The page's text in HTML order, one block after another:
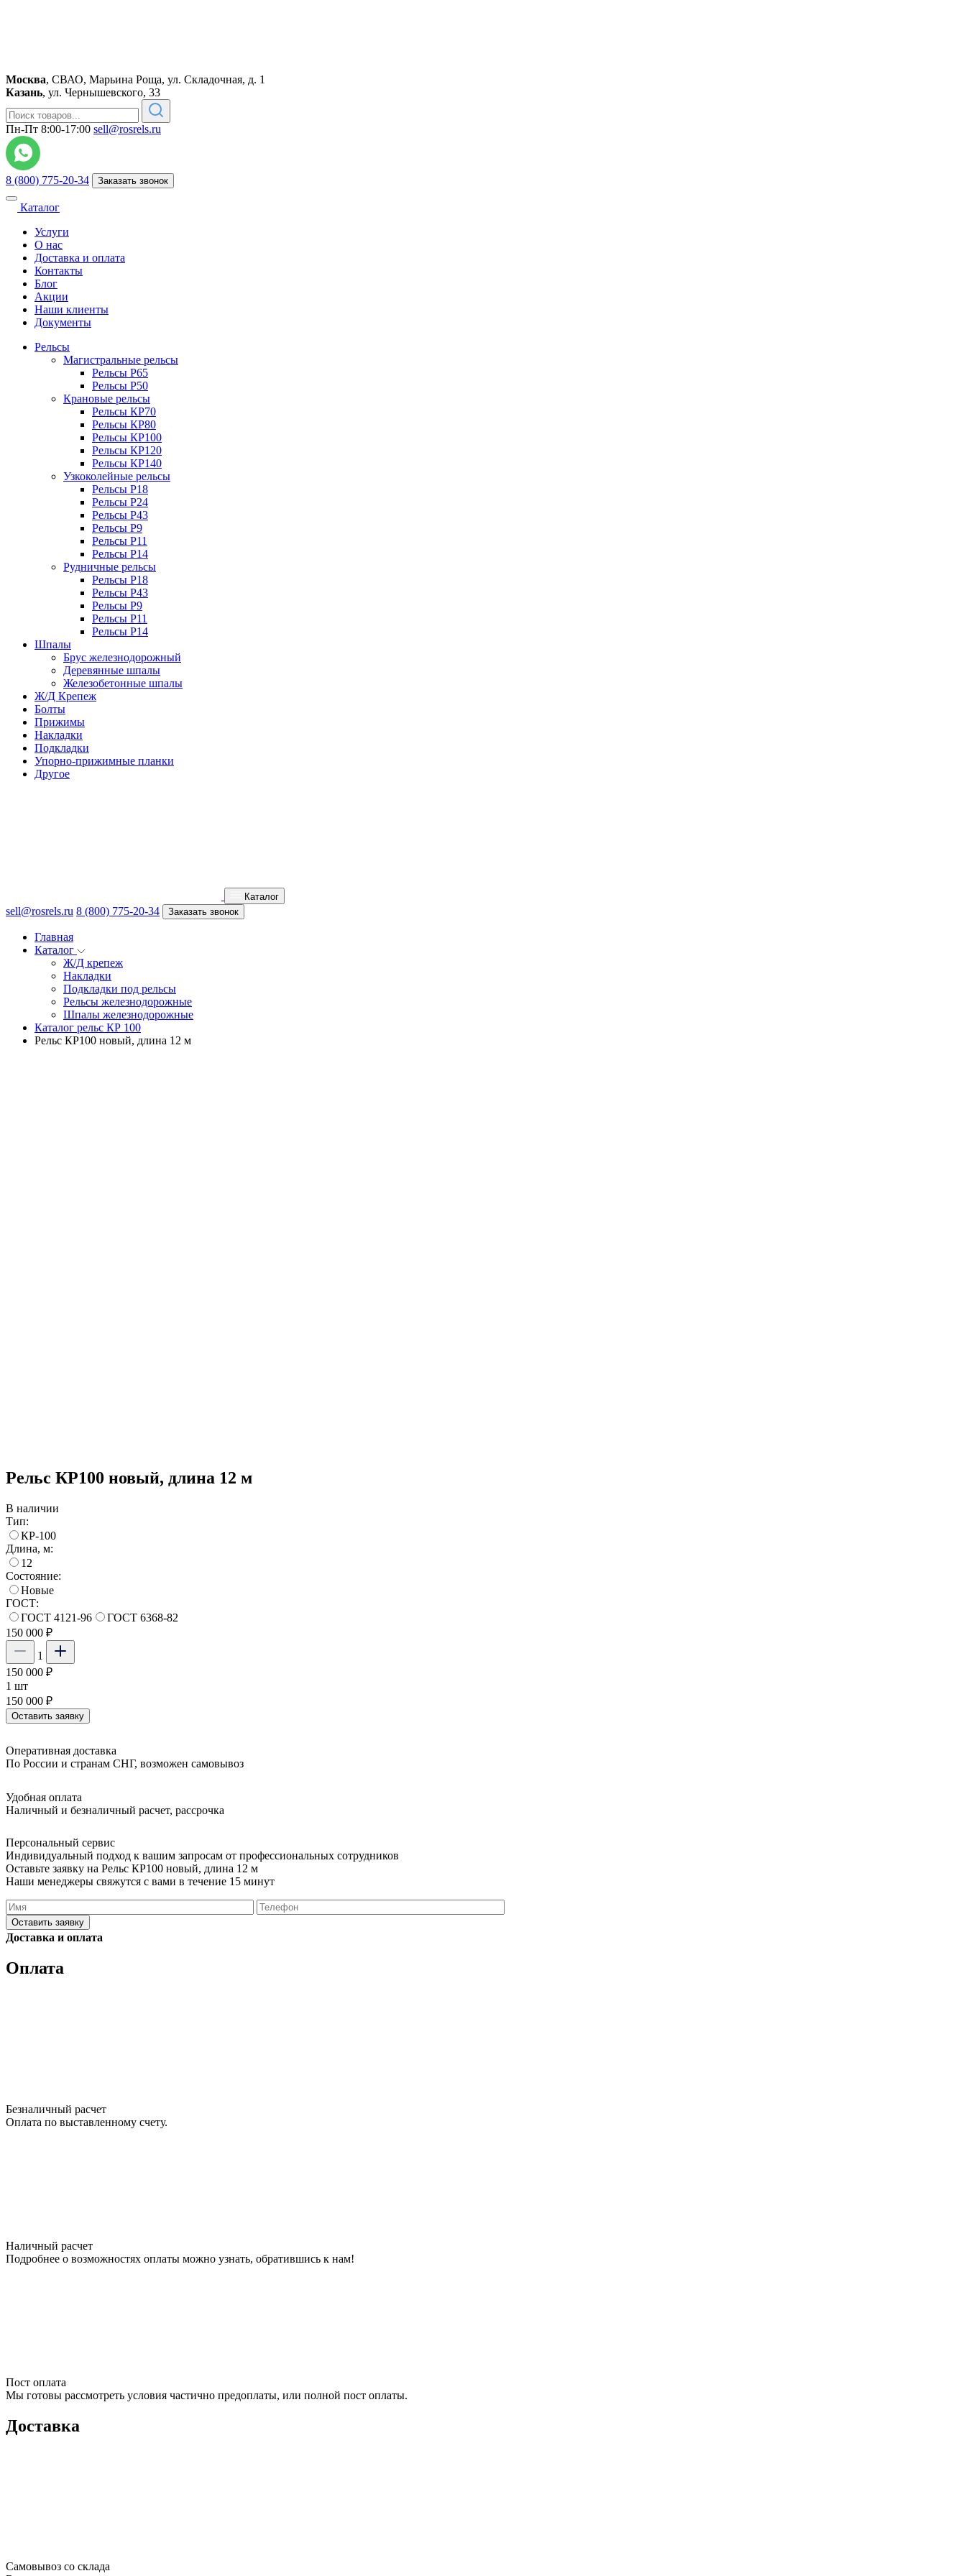
Москва, СВАО, Марьина Роща, ул. Складочная, д. 1
Казань, ул. Чернышевского, 33
Пн-Пт 8:00-17:00 sell@rosrels.ru
8 (800) 775-20-34 Заказать звонок
Каталог
Услуги
О нас
Доставка и оплата
Контакты
Блог
Акции
Наши клиенты
Документы
Рельсы
Магистральные рельсы
Рельсы Р65
Рельсы Р50
Крановые рельсы
Рельсы КР70
Рельсы КР80
Рельсы КР100
Рельсы КР120
Рельсы КР140
Узкоколейные рельсы
Рельсы Р18
Рельсы Р24
Рельсы Р43
Рельсы Р9
Рельсы Р11
Рельсы Р14
Рудничные рельсы
Рельсы Р18
Рельсы Р43
Рельсы Р9
Рельсы Р11
Рельсы Р14
Шпалы
Брус железнодорожный
Деревянные шпалы
Железобетонные шпалы
Ж/Д Крепеж
Болты
Прижимы
Накладки
Подкладки
Упорно-прижимные планки
Другое
Каталог
sell@rosrels.ru 8 (800) 775-20-34 Заказать звонок
Главная
Каталог
Ж/Д крепеж
Накладки
Подкладки под рельсы
Рельсы железнодорожные
Шпалы железнодорожные
Каталог рельс КР 100
Рельс КР100 новый, длина 12 м
Рельс КР100 новый, длина 12 м
В наличии
Тип:
КР-100
Длина, м:
12
Состояние:
Новые
ГОСТ:
ГОСТ 4121-96
ГОСТ 6368-82
150 000 ₽
1
150 000 ₽
1 шт
150 000 ₽
Оставить заявку
Оперативная доставка
По России и странам СНГ, возможен самовывоз
Удобная оплата
Наличный и безналичный расчет, рассрочка
Персональный сервис
Индивидуальный подход к вашим запросам от профессиональных сотрудников
Оставьте заявку на Рельс КР100 новый, длина 12 м
Наши менеджеры свяжутся с вами в течение 15 минут
Please
this
field
я
ознакомлен
Доставка и оплата
Оплата
Безналичный расчет
Оплата по выставленному счету.
Наличный расчет
Подробнее о возможностях оплаты можно узнать, обратившись к нам!
Пост оплата
Мы готовы рассмотреть условия частично предоплаты, или полной пост оплаты.
Доставка
Самовывоз со склада